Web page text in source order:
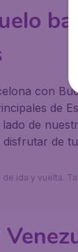
con
de
de
disfrutar de
ida y vuelta.